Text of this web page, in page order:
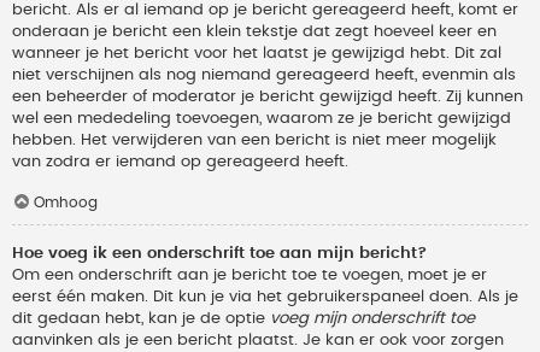
bericht. Als er al iemand op je bericht gereageerd heeft, komt er
onderaan je bericht een klein tekstje dat zegt hoeveel keer en
wanneer je het bericht voor het laatst je gewijzigd hebt. Dit zal
niet verschijnen als nog niemand gereageerd heeft, evenmin als
een beheerder of moderator je bericht gewijzigd heeft. Zij kunnen
wel een mededeling toevoegen, waarom ze je bericht gewijzigd
hebben. Het verwijderen van een bericht is niet meer mogelijk
van zodra er iemand op gereageerd heeft.
Omhoog
Hoe voeg ik een onderschrift toe aan mijn bericht?
Om een onderschrift aan je bericht toe te voegen, moet je er
eerst één maken. Dit kun je via het gebruikerspaneel doen. Als je
dit gedaan hebt, kan je de optie voeg mijn onderschrift toe
aanvinken als je een bericht plaatst. Je kan er ook voor zorgen